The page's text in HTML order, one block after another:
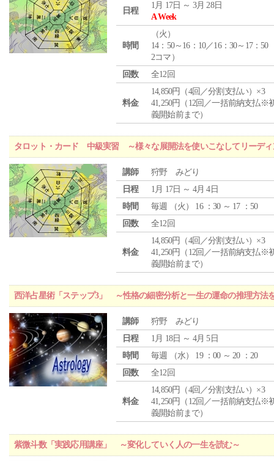
日程
1月 17日 ～ 3月 28日
A Week
時間
（火 ）
14：50～16：10／16：30～17：50
2コマ）
回数
全12回
料金
14,850円（4回／分割支払い）×3
41,250円（12回／一括前納支払※
義開始前まで）
タロット・カード 中級実習 ～様々な展開法を使いこなしてリーディ
講師
狩野 みどり
日程
1月 17日 ～ 4月 4日
時間
毎週 （火 ） 16 ：30 ～ 17 ：50
回数
全12回
料金
14,850円（4回／分割支払い）×3
41,250円（12回／一括前納支払※
義開始前まで）
西洋占星術「ステップ3」 ～性格の細密分析と一生の運命の推理方法
講師
狩野 みどり
日程
1月 18日 ～ 4月 5日
時間
毎週 （水） 19 ：00 ～ 20 ：20
回数
全12回
料金
14,850円（4回／分割支払い）×3
41,250円（12回／一括前納支払※
義開始前まで）
紫微斗数「実践応用講座」 ～変化していく人の一生を読む～